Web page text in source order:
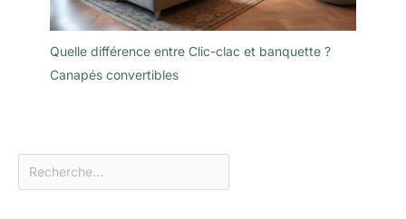
Quelle différence entre Clic-clac et banquette ?
Canapés convertibles